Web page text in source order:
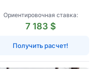
Ориентировочная ставка:
7 183 $
Получить расчет!